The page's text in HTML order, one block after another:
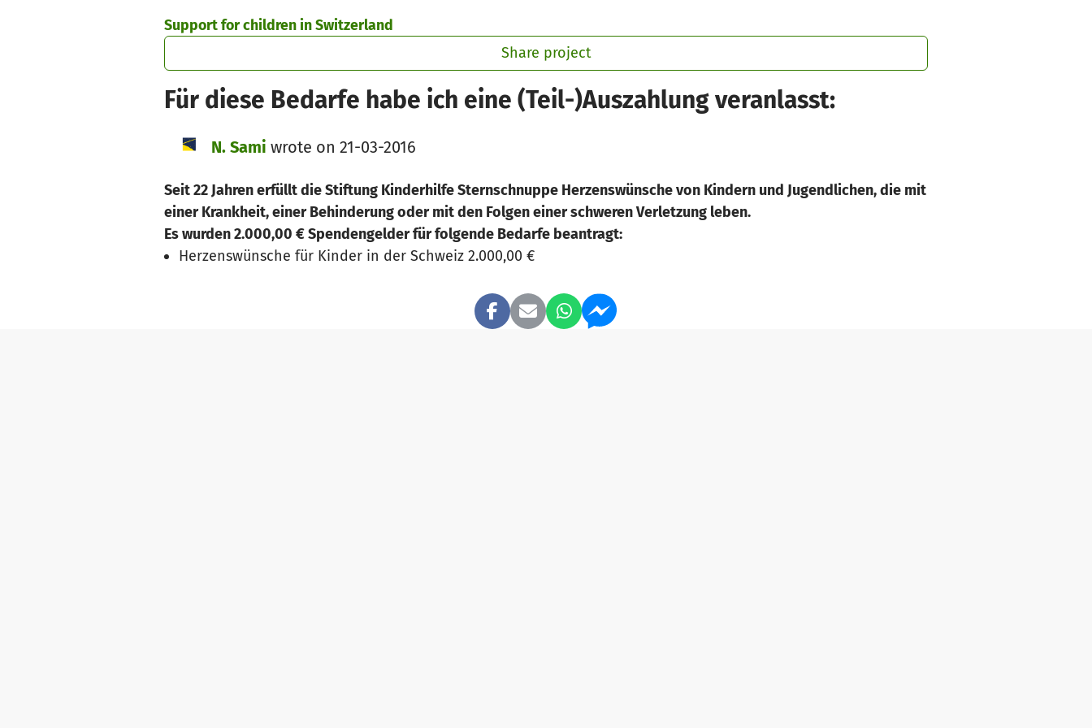
Support for children in Switzerland
Share project
Für diese Bedarfe habe ich eine (Teil-)Auszahlung veranlasst:
N. Sami wrote on 21-03-2016
Seit 22 Jahren erfüllt die Stiftung Kinderhilfe Sternschnuppe Herzenswünsche von Kindern und Jugendlichen, die mit
einer Krankheit, einer Behinderung oder mit den Folgen einer schweren Verletzung leben.
Es wurden 2.000,00 € Spendengelder für folgende Bedarfe beantragt:
Herzenswünsche für Kinder in der Schweiz 2.000,00 €